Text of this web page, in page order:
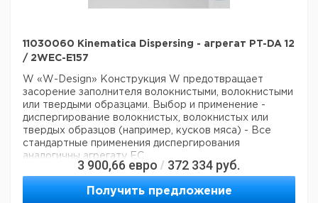
11030060 Kinematica Dispersing - агрегат PT-DA 12
/ 2WEC-E157
W «W-Design»
Конструкция W предотвращает
засорение заполнителя волокнистыми, волокнистыми
или твердыми образцами.
Выбор и применение -
диспергирование волокнистых, волокнистых или
твердых образцов (например, кусков мяса) - Все
стандартные применения диспергирования
аналогичны агрегату ЕС
Технические данные:
Вес нетто:400 г
Данные для перевозки (реальные данные могут
3 900,66 евро / 372 334 руб.
Получить предложение